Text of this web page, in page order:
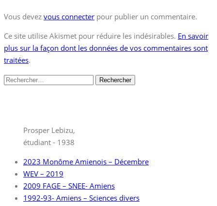
Vous devez vous connecter pour publier un commentaire.
Ce site utilise Akismet pour réduire les indésirables. En savoir
plus sur la façon dont les données de vos commentaires sont
traitées.
Rechercher :
Prosper Lebizu,
étudiant - 1938
2023 Monôme Amienois – Décembre
WEV – 2019
2009 FAGE – SNEE- Amiens
1992-93- Amiens – Sciences divers